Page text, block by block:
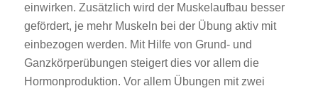
einwirken. Zusätzlich wird der Muskelaufbau besser
gefördert, je mehr Muskeln bei der Übung aktiv mit
einbezogen werden. Mit Hilfe von Grund- und
Ganzkörperübungen steigert dies vor allem die
Hormonproduktion. Vor allem Übungen mit zwei